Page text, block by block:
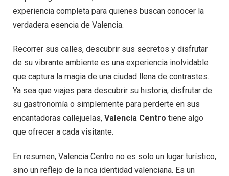
experiencia completa para quienes buscan conocer la
verdadera esencia de Valencia.
Recorrer sus calles, descubrir sus secretos y disfrutar
de su vibrante ambiente es una experiencia inolvidable
que captura la magia de una ciudad llena de contrastes.
Ya sea que viajes para descubrir su historia, disfrutar de
su gastronomía o simplemente para perderte en sus
encantadoras callejuelas, Valencia Centro tiene algo
que ofrecer a cada visitante.
En resumen, Valencia Centro no es solo un lugar turístico,
sino un reflejo de la rica identidad valenciana. Es un